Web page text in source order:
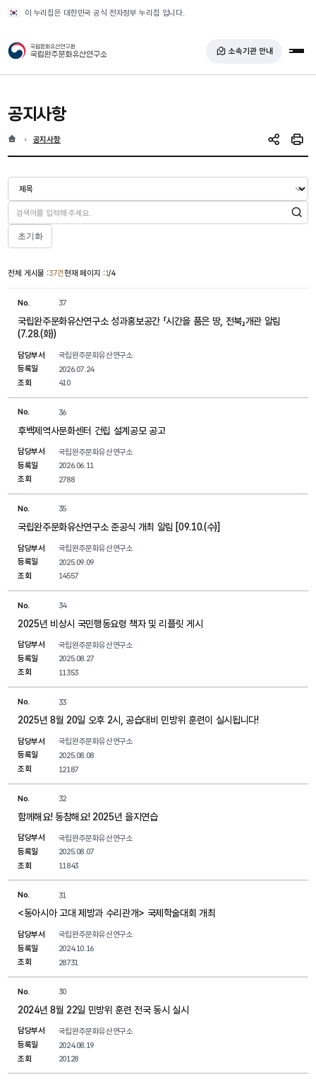
이 누리집은 대한민국 공식 전자정부 누리집 입니다.
국가유산청 국립완주문화유산연구소 소속기관 안내 전
공지사항
홈 현재 위치
공지사항 SNS 공유인쇄
검색
초기화
전체 게시물 :37건현재 페이지 :1/4
No. 37
국립완주문화유산연구소 성과홍보공간 「시간을 품은 땅, 전북」개관 알림
(7.28.(화))
담당부서
국립완주문화유산연구소
등록일
2026.07.24
조회
410
No. 36
후백제역사문화센터 건립 설계공모 공고
담당부서
국립완주문화유산연구소
등록일
2026.06.11
조회
2788
No. 35
국립완주문화유산연구소 준공식 개최 알림 [09.10.(수)]
담당부서
국립완주문화유산연구소
등록일
2025.09.09
조회
14557
No. 34
2025년 비상시 국민행동요령 책자 및 리플릿 게시
담당부서
국립완주문화유산연구소
등록일
2025.08.27
조회
11353
No. 33
2025년 8월 20일 오후 2시, 공습대비 민방위 훈련이 실시됩니다!
담당부서
국립완주문화유산연구소
등록일
2025.08.08
조회
12187
No. 32
함께해요! 동참해요! 2025년 을지연습
담당부서
국립완주문화유산연구소
등록일
2025.08.07
조회
11843
No. 31
<동아시아 고대 제방과 수리관개> 국제학술대회 개최
담당부서
국립완주문화유산연구소
등록일
2024.10.16
조회
28731
No. 30
2024년 8월 22일 민방위 훈련 전국 동시 실시
담당부서
국립완주문화유산연구소
등록일
2024.08.19
조회
20128